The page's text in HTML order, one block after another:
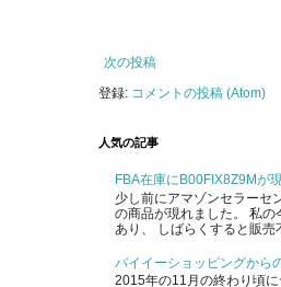
次の投稿
登録: コメントの投稿 (Atom)
人気の記事
FBA在庫にB00FIX8Z9Mが
少し前にアマゾンセラーセ
の商品が現れました。 私
あり、 しばらくすると販
バイイーショッピングから
2015年の11月の終わり頃